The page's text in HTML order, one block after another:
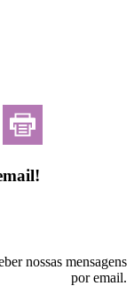
nossas mensagens
por email.